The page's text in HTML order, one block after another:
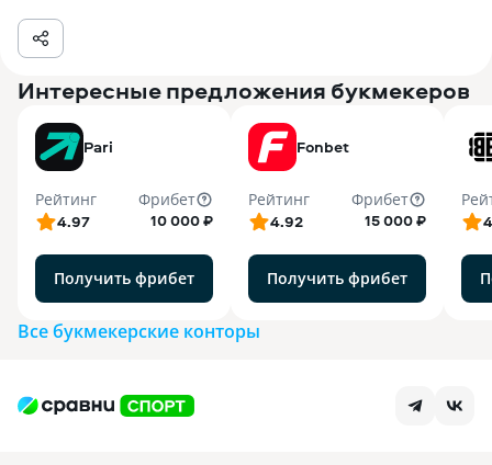
Интересные предложения букмекеров
Pari
Рейтинг
4.97
Фрибет
10 000 ₽
Получить фрибет
Fonbet
Рейтинг
4.92
Фрибет
15 000 ₽
Получить фрибет
Все букмекерские конторы